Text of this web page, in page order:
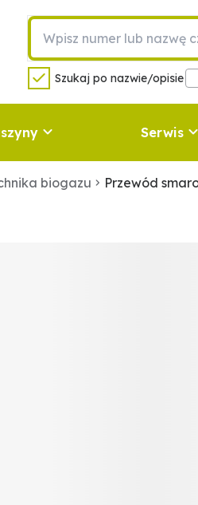
Szukaj po nazwie/opisie
Serwis
biogazu Przewód